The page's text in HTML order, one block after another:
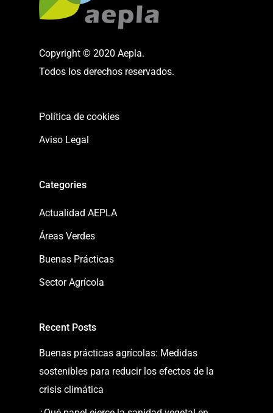
Copyright © 2020 Aepla.
Todos los derechos reservados.
Política de cookies
Aviso Legal
Categories
Actualidad AEPLA
Áreas Verdes
Buenas Prácticas
Sector Agrícola
Recent Posts
Buenas prácticas agrícolas: Medidas
sostenibles para reducir los efectos de la
crisis climática